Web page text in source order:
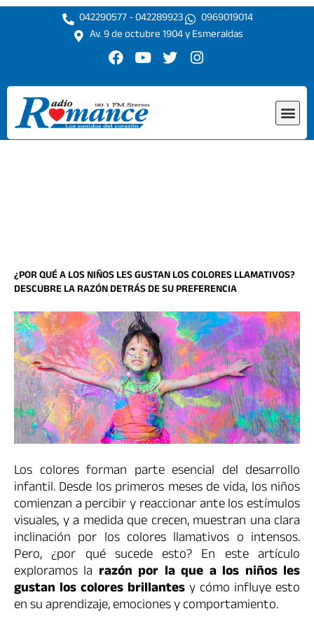
Ir
042290577 - 042289923
0969019014
Av. 9 de octubre 1904 y Esmeraldas
F
c
e
b
o
o
Y
u
t
u
b
e
T
i
r
I
s
r
¿POR QUÉ A LOS NIÑOS LES GUSTAN LOS COLORES LLAMATIVOS?
DESCUBRE LA RAZÓN DETRÁS DE SU PREFERENCIA
Los colores forman parte esencial del desarrollo
infantil. Desde los primeros meses de vida, los niños
comienzan a percibir y reaccionar ante los estímulos
visuales, y a medida que crecen, muestran una clara
inclinación por los colores llamativos o intensos.
Pero, ¿por qué sucede esto? En este artículo
exploramos la razón por la que a los niños les
gustan los colores brillantesy cómo influye esto
en su aprendizaje, emociones y comportamiento.